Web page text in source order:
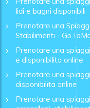
lidi e bagni disponibili
Prenotare una
Stabilimenti -
Prenotare una
e disponibilita online
Prenotare una
disponibilita online
Prenotare una